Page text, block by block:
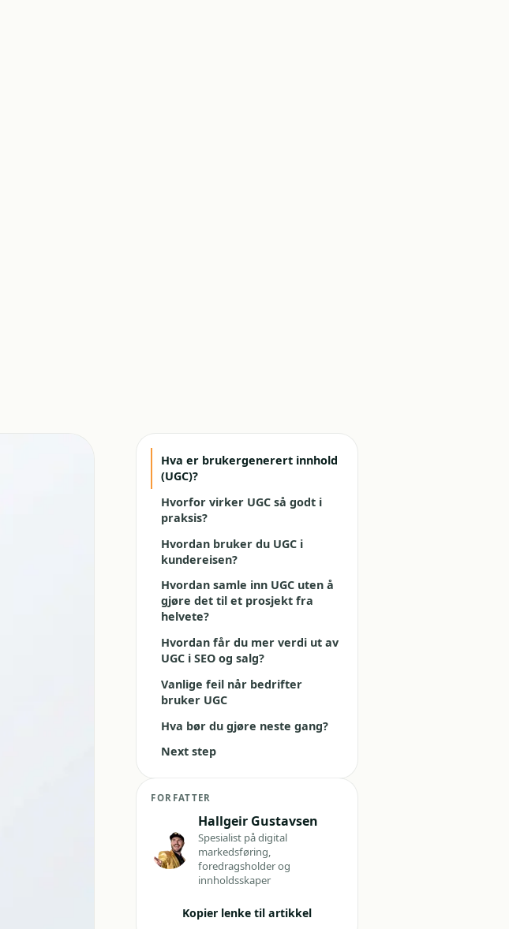
Hva er brukergenerert innhold
(UGC)?
Hvorfor virker UGC så godt i
praksis?
Hvordan bruker du UGC i
kundereisen?
Hvordan samle inn UGC uten å
gjøre det til et prosjekt fra
helvete?
Hvordan får du mer verdi ut av
UGC i SEO og salg?
Vanlige feil når bedrifter
bruker UGC
Hva bør du gjøre neste gang?
Next step
FORFATTER
Hallgeir Gustavsen
Spesialist på digital
markedsføring,
foredragsholder og
innholdsskaper
Kopier lenke til artikkel